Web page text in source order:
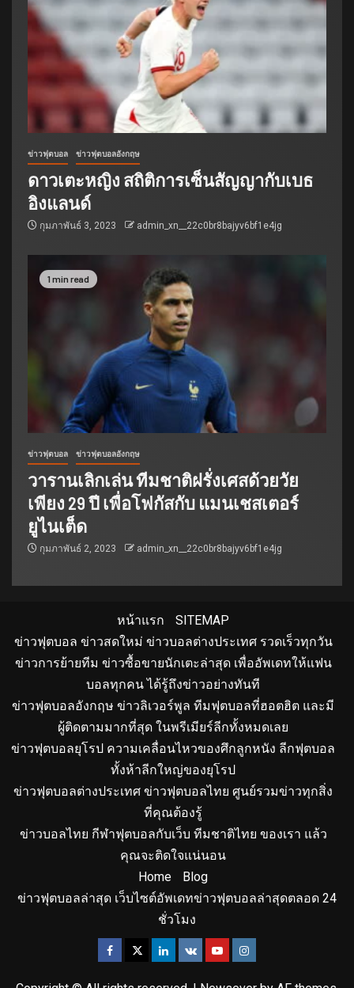
ข่าวฟุตบอล ข่าวฟุตบอลอังกฤษ
ดาวเตะหญิง สถิติการเซ็นสัญญากับเบธ
อิงแลนด์
กุมภาพันธ์ 3, 2023 admin_xn__22c0br8bajyv6bf1e4jg
1 min read
ข่าวฟุตบอล ข่าวฟุตบอลอังกฤษ
วารานเลิกเล่น ทีมชาติฝรั่งเศสด้วยวัย
เพียง 29 ปี เพื่อโฟกัสกับ แมนเชสเตอร์
ยูไนเต็ด
กุมภาพันธ์ 2, 2023 admin_xn__22c0br8bajyv6bf1e4jg
หน้าแรก
SITEMAP
ข่าวฟุตบอล ข่าวสดใหม่ ข่าวบอลต่างประเทศ รวดเร็วทุกวัน
ข่าวการย้ายทีม ข่าวซื้อขายนักเตะล่าสุด เพื่ออัพเดทให้แฟน
บอลทุกคน ได้รู้ถึงข่าวอย่างทันที
ข่าวฟุตบอลอังกฤษ ข่าวลิเวอร์พูล ทีมฟุตบอลที่ฮอตฮิต และมี
ผู้ติดตามมากที่สุด ในพรีเมียร์ลีกทั้งหมดเลย
ข่าวฟุตบอลยุโรป ความเคลื่อนไหวของศึกลูกหนัง ลีกฟุตบอล
ทั้งห้าลีกใหญ่ของยุโรป
ข่าวฟุตบอลต่างประเทศ ข่าวฟุตบอลไทย ศูนย์รวมข่าวทุกสิ่ง
ที่คุณต้องรู้
ข่าวบอลไทย กีฬาฟุตบอลกับเว็บ ทีมชาติไทย ของเรา แล้ว
คุณจะติดใจแน่นอน
Home
Blog
ข่าวฟุตบอลล่าสุด เว็บไซต์อัพเดทข่าวฟุตบอลล่าสุดตลอด 24
ชั่วโมง